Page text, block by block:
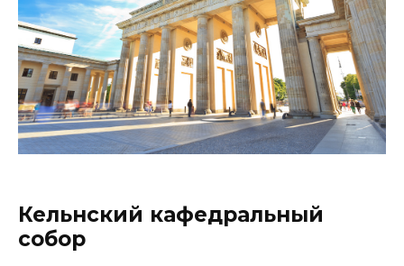
Кельнский кафедральный
собор